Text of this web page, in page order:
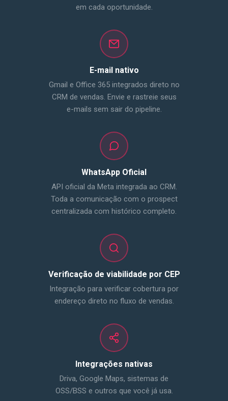
em cada oportunidade.
E-mail nativo
Gmail e Office 365 integrados direto no
CRM de vendas. Envie e rastreie seus
e-mails sem sair do pipeline.
WhatsApp Oficial
API oficial da Meta integrada ao CRM.
Toda a comunicação com o prospect
centralizada com histórico completo.
Verificação de viabilidade por CEP
Integração para verificar cobertura por
endereço direto no fluxo de vendas.
Integrações nativas
Driva, Google Maps, sistemas de
OSS/BSS e outros que você já usa.